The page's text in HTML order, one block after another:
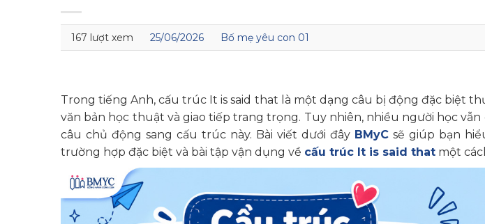
167 lượt xem 25/06/2026 Bố mẹ yêu con 01
Trong tiếng Anh, cấu trúc It is said that là một dạng câu bị động đặc biệt
văn bản học thuật và giao tiếp trang trọng. Tuy nhiên, nhiều người học
câu chủ động sang cấu trúc này. Bài viết dưới đây BMyCsẽ giúp bạn
trường hợp đặc biệt và bài tập vận dụng về cấu trúc It is said that một